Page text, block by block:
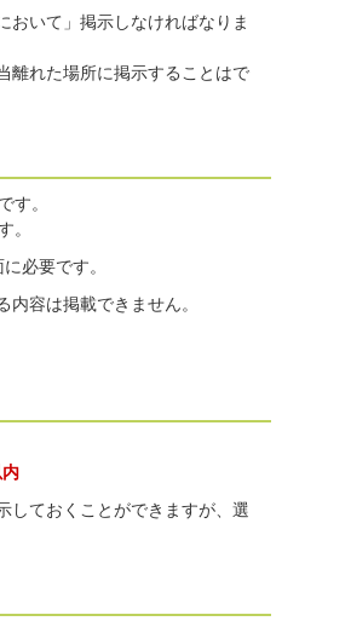
おいて」掲示しなければなりま
離れた場所に掲示することはで
です。
。
必要です。
容は掲載できません。
しておくことができますが、選